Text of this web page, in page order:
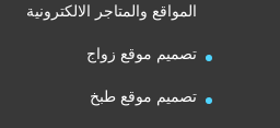
المواقع والمتاجر الالكترونية
تصميم موقع زواج
تصميم موقع طبخ